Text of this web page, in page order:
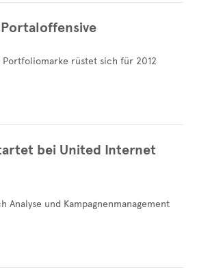
rüstet sich für 2012
bei United Internet
Analyse und Kampagnenmanagement